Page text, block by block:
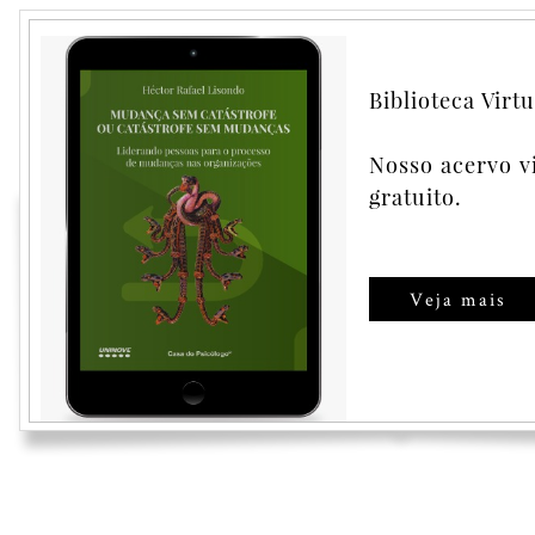
Biblioteca
Nosso acervo
gratuito.
Veja mais
Psicologia do
crise organizacional
Comprar